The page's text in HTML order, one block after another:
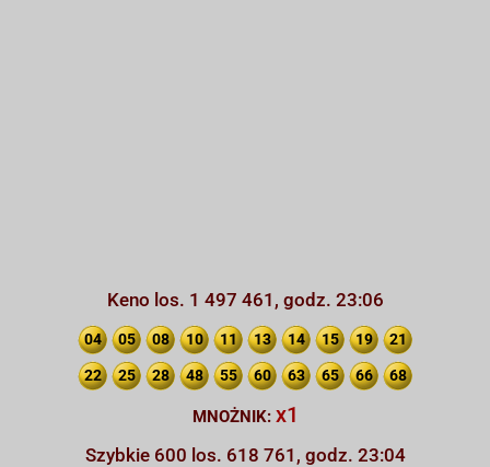
Keno los. 1 497 461, godz. 23:06
04 05 08 10 11 13 14 15 19 21
22 25 28 48 55 60 63 65 66 68
MNOŻNIK: x1
Szybkie 600 los. 618 761, godz. 23:04